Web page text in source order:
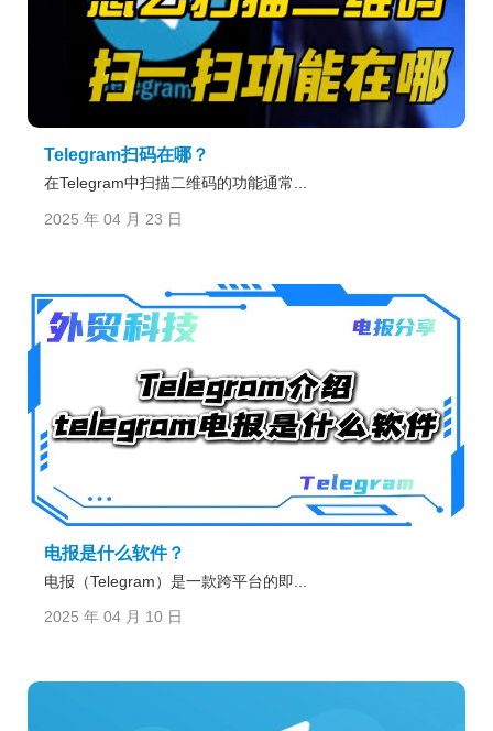
Telegram扫码在哪？
在Telegram中扫描二维码的功能通常...
2025 年 04 月 23 日
电报是什么软件？
电报（Telegram）是一款跨平台的即...
2025 年 04 月 10 日